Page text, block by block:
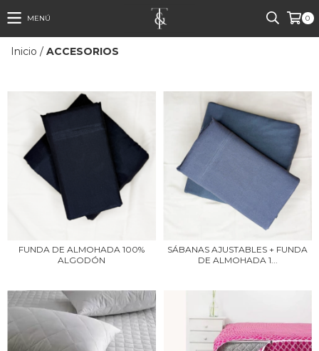
MENÚ 0
Inicio / ACCESORIOS
FUNDA DE ALMOHADA 100%
ALGODÓN
SÁBANAS AJUSTABLES + FUNDA
DE ALMOHADA 1...